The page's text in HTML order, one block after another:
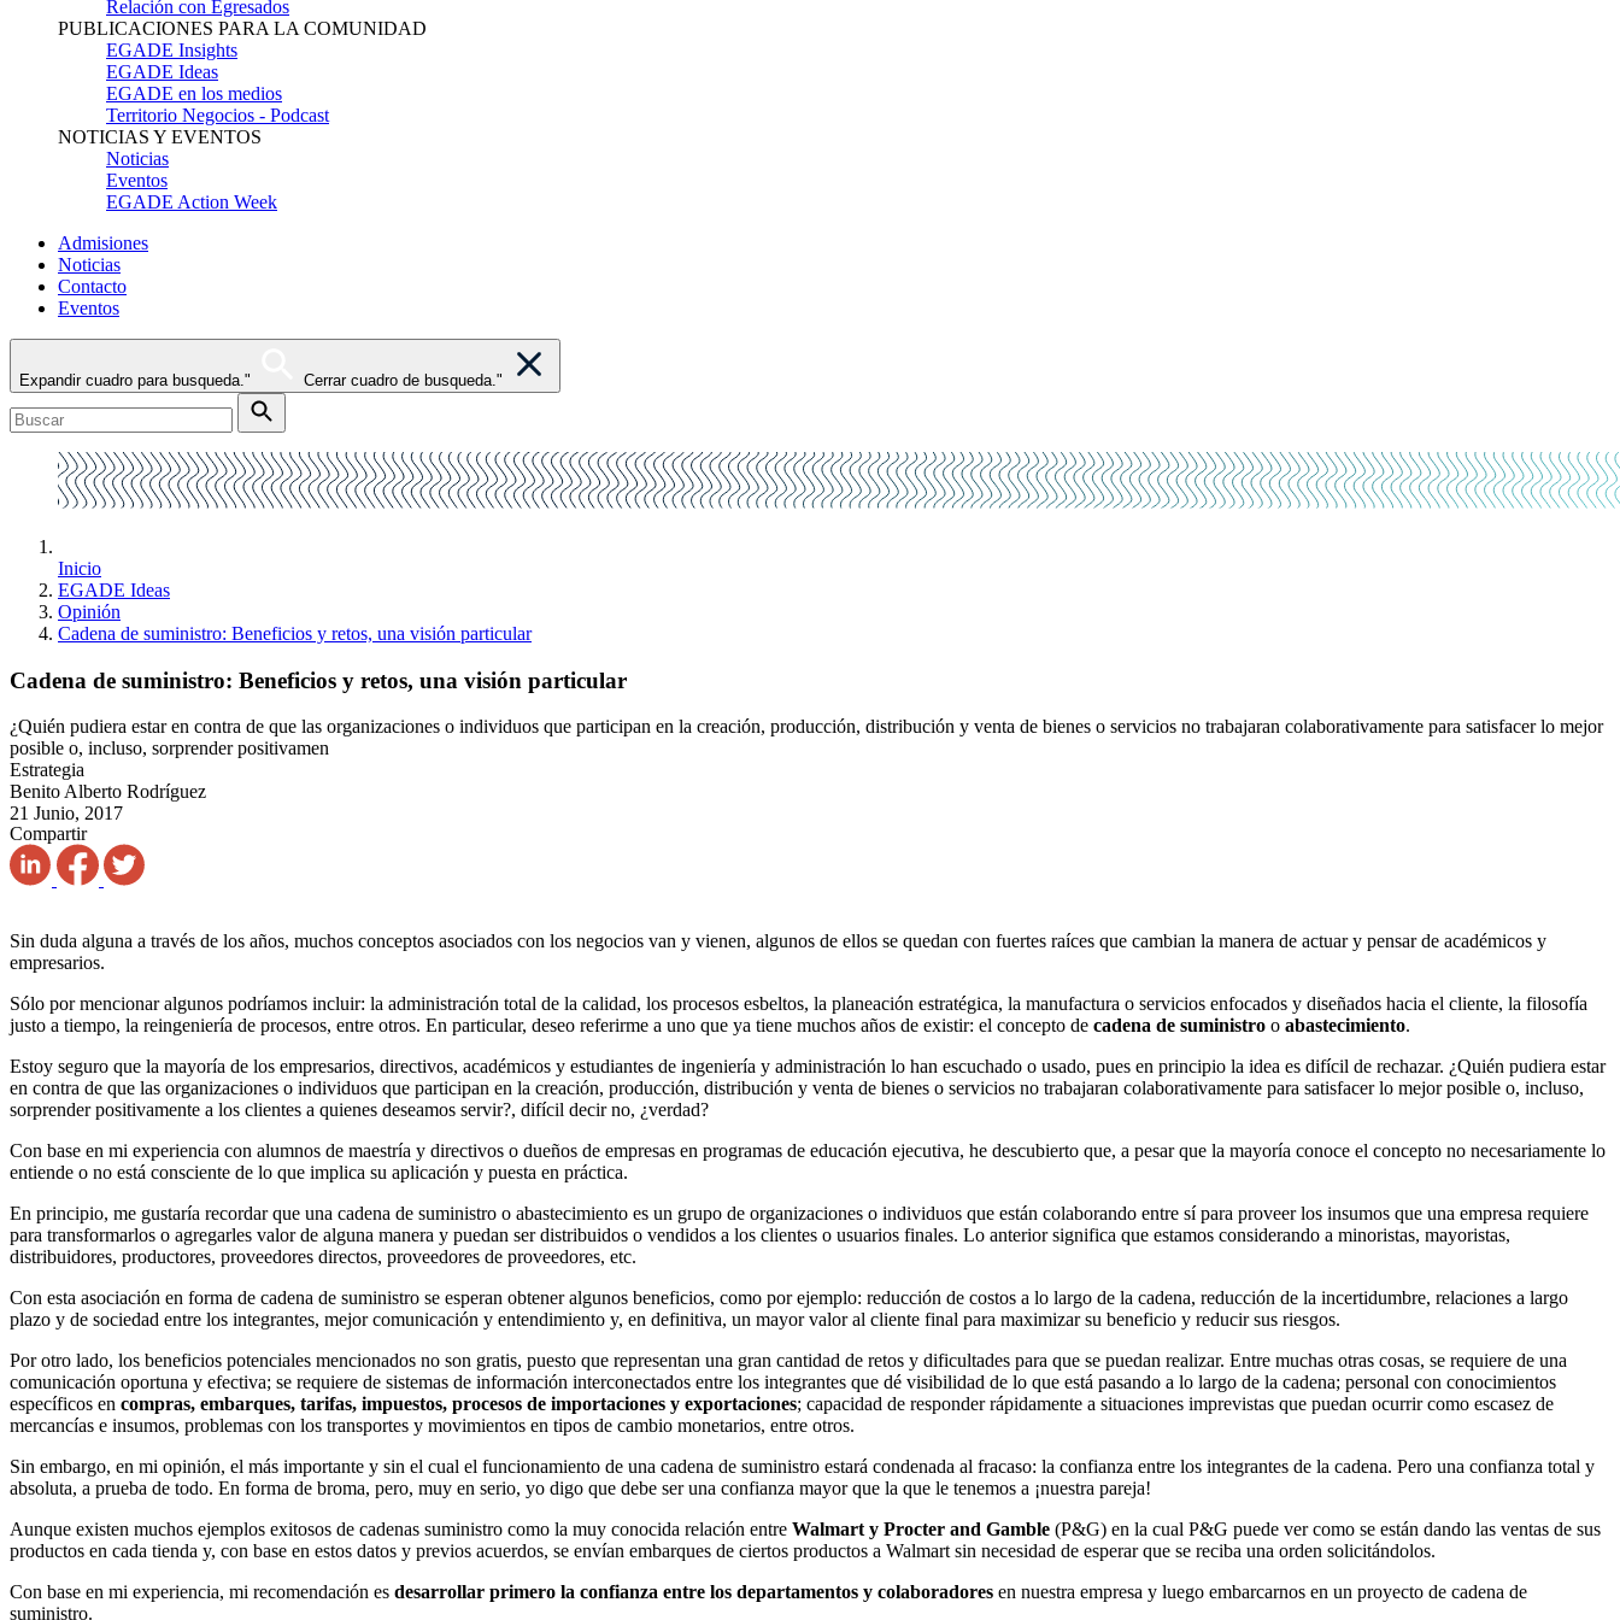
Relación con Egresados
PUBLICACIONES PARA LA COMUNIDAD
EGADE Insights
EGADE Ideas
EGADE en los medios
Territorio Negocios - Podcast
NOTICIAS Y EVENTOS
Noticias
Eventos
EGADE Action Week
Admisiones
Noticias
Contacto
Eventos
Expandir cuadro para busqueda." Cerrar cuadro de busqueda."
Inicio
EGADE Ideas
Opinión
Cadena de suministro: Beneficios y retos, una visión particular
Cadena de suministro: Beneficios y retos, una visión particular
¿Quién pudiera estar en contra de que las organizaciones o individuos que participan en la creación, producción, distribución y venta de bienes o servicios no trabajaran colaborativamente para satisfacer lo mejor
posible o, incluso, sorprender positivamen
Estrategia
Benito Alberto Rodríguez
21 Junio, 2017
Compartir
Sin duda alguna a través de los años, muchos conceptos asociados con los negocios van y vienen, algunos de ellos se quedan con fuertes raíces que cambian la manera de actuar y pensar de académicos y
empresarios.
Sólo por mencionar algunos podríamos incluir: la administración total de la calidad, los procesos esbeltos, la planeación estratégica, la manufactura o servicios enfocados y diseñados hacia el cliente, la filosofía
justo a tiempo, la reingeniería de procesos, entre otros. En particular, deseo referirme a uno que ya tiene muchos años de existir: el concepto de cadena de suministro o abastecimiento.
Estoy seguro que la mayoría de los empresarios, directivos, académicos y estudiantes de ingeniería y administración lo han escuchado o usado, pues en principio la idea es difícil de rechazar. ¿Quién pudiera estar
en contra de que las organizaciones o individuos que participan en la creación, producción, distribución y venta de bienes o servicios no trabajaran colaborativamente para satisfacer lo mejor posible o, incluso,
sorprender positivamente a los clientes a quienes deseamos servir?, difícil decir no, ¿verdad?
Con base en mi experiencia con alumnos de maestría y directivos o dueños de empresas en programas de educación ejecutiva, he descubierto que, a pesar que la mayoría conoce el concepto no necesariamente lo
entiende o no está consciente de lo que implica su aplicación y puesta en práctica.
En principio, me gustaría recordar que una cadena de suministro o abastecimiento es un grupo de organizaciones o individuos que están colaborando entre sí para proveer los insumos que una empresa requiere
para transformarlos o agregarles valor de alguna manera y puedan ser distribuidos o vendidos a los clientes o usuarios finales. Lo anterior significa que estamos considerando a minoristas, mayoristas,
distribuidores, productores, proveedores directos, proveedores de proveedores, etc.
Con esta asociación en forma de cadena de suministro se esperan obtener algunos beneficios, como por ejemplo: reducción de costos a lo largo de la cadena, reducción de la incertidumbre, relaciones a largo
plazo y de sociedad entre los integrantes, mejor comunicación y entendimiento y, en definitiva, un mayor valor al cliente final para maximizar su beneficio y reducir sus riesgos.
Por otro lado, los beneficios potenciales mencionados no son gratis, puesto que representan una gran cantidad de retos y dificultades para que se puedan realizar. Entre muchas otras cosas, se requiere de una
comunicación oportuna y efectiva; se requiere de sistemas de información interconectados entre los integrantes que dé visibilidad de lo que está pasando a lo largo de la cadena; personal con conocimientos
específicos en compras, embarques, tarifas, impuestos, procesos de importaciones y exportaciones; capacidad de responder rápidamente a situaciones imprevistas que puedan ocurrir como escasez de
mercancías e insumos, problemas con los transportes y movimientos en tipos de cambio monetarios, entre otros.
Sin embargo, en mi opinión, el más importante y sin el cual el funcionamiento de una cadena de suministro estará condenada al fracaso: la confianza entre los integrantes de la cadena. Pero una confianza total y
absoluta, a prueba de todo. En forma de broma, pero, muy en serio, yo digo que debe ser una confianza mayor que la que le tenemos a ¡nuestra pareja!
Aunque existen muchos ejemplos exitosos de cadenas suministro como la muy conocida relación entre Walmart y Procter and Gamble (P&G) en la cual P&G puede ver como se están dando las ventas de sus
productos en cada tienda y, con base en estos datos y previos acuerdos, se envían embarques de ciertos productos a Walmart sin necesidad de esperar que se reciba una orden solicitándolos.
Con base en mi experiencia, mi recomendación es desarrollar primero la confianza entre los departamentos y colaboradores en nuestra empresa y luego embarcarnos en un proyecto de cadena de
suministro.